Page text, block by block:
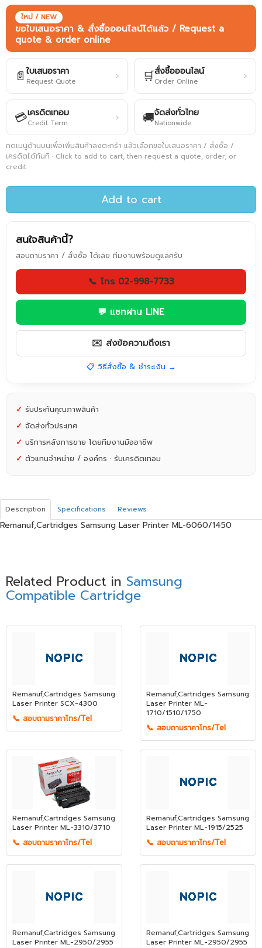
ใหม่ / NEW
ขอใบเสนอราคา & สั่งซื้อออนไลน์ได้แล้ว / Request a
quote & order online
📄 ใบเสนอราคา
Request Quote › 🛒สั่งซื้อออนไลน์
Order Online ›
💳เครดิตเทอม
Credit Term › 🚚จัดส่งทั่วไทย
Nationwide
กดเมนูด้านบนเพื่อเพิ่มสินค้าลงตะกร้า แล้วเลือกขอใบเสนอราคา / สั่งซื้อ /
เครดิตได้ทันที · Click to add to cart, then request a quote, order, or
credit
Add to cart
สนใจสินค้านี้?
สอบถามราคา / สั่งซื้อ ได้เลย ทีมงานพร้อมดูแลครับ
📞 โทร 02-998-7733
💬 แชทผ่าน LINE
✉️ ส่งข้อความถึงเรา
📋 วิธีสั่งซื้อ & ชำระเงิน →
✓ รับประกันคุณภาพสินค้า
✓ จัดส่งทั่วประเทศ
✓ บริการหลังการขาย โดยทีมงานมืออาชีพ
✓ ตัวแทนจำหน่าย / องค์กร · รับเครดิตเทอม
Description Specifications Reviews
Remanuf,Cartridges Samsung Laser Printer ML-6060/1450
Related Product in Samsung
Compatible Cartridge
Remanuf,Cartridges Samsung
Laser Printer SCX-4300
📞 สอบถามราคาโทร/Tel
Remanuf,Cartridges Samsung
Laser Printer ML-
1710/1510/1750
📞 สอบถามราคาโทร/Tel
Remanuf,Cartridges Samsung
Laser Printer ML-3310/3710
📞 สอบถามราคาโทร/Tel
Remanuf,Cartridges Samsung
Laser Printer ML-1915/2525
📞 สอบถามราคาโทร/Tel
Remanuf,Cartridges Samsung
Laser Printer ML-2950/2955
Remanuf,Cartridges Samsung
Laser Printer ML-2950/2955